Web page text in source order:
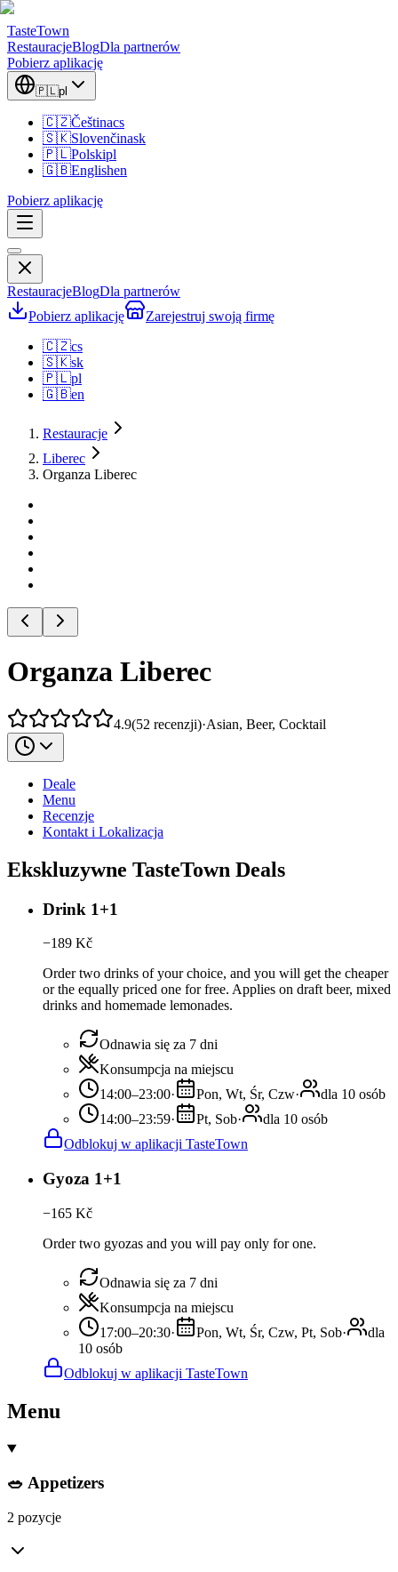
TasteTown
RestauracjeBlogDla partnerów
Pobierz aplikację
🇵🇱pl
🇨🇿Češtinacs
🇸🇰Slovenčinask
🇵🇱Polskipl
🇬🇧Englishen
Pobierz aplikację
RestauracjeBlogDla partnerów
Pobierz aplikację
Zarejestruj swoją firmę
🇨🇿cs
🇸🇰sk
🇵🇱pl
🇬🇧en
Restauracje
Liberec
Organza Liberec
Organza Liberec
4.9(52 recenzji)·Asian, Beer, Cocktail
Deale
Menu
Recenzje
Kontakt i Lokalizacja
Ekskluzywne TasteTown Deals
Drink 1+1
−189 Kč
Order two drinks of your choice, and you will get the cheaper
or the equally priced one for free. Applies on draft beer, mixed
drinks and homemade lemonades.
Odnawia się za 7 dni
Konsumpcja na miejscu
14:00–23:00· Pon, Wt, Śr, Czw·
dla 10 osób
14:00–23:59· Pt, Sob·
dla 10 osób
Odblokuj w aplikacji TasteTown
Gyoza 1+1
−165 Kč
Order two gyozas and you will pay only for one.
Odnawia się za 7 dni
Konsumpcja na miejscu
17:00–20:30· Pon, Wt, Śr, Czw, Pt, Sob·
dla
10 osób
Odblokuj w aplikacji TasteTown
Menu
🥗 Appetizers
2 pozycje